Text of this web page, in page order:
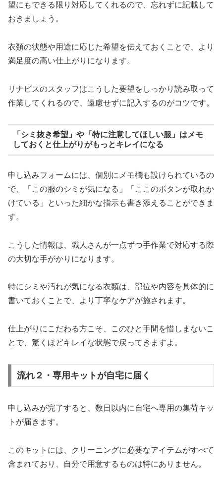
望にもできる限り対応してくれるので、忘れずに記載して
おきましょう。
衣類の状態や用途に応じた希望を伝えておくことで、より
満足度の高い仕上がりになります。
リナビスのスタッフはこうした要望をしっかり読み取って
作業してくれるので、遠慮せずに記入するのがコツです。
「シミ抜き希望」や「特に注意してほしい服」はメモ
しておくと仕上がりがもっとキレイになる
申し込みフォームには、個別にメモ欄も設けられているの
で、「この服のシミが気になる」「ここのボタンが取れか
けている」といった細かな指示も書き添えることができま
す。
こうした情報は、職人さんが一点ずつ手作業で対応する際
の大切な手がかりになります。
特にシミや汚れが気になる衣類は、部位や内容を具体的に
書いておくことで、より丁寧なケアが施されます。
仕上がりにこだわる方こそ、このひと手間を惜しまないこ
とで、驚くほどキレイな状態で戻ってきますよ。
流れ２・専用キットが自宅に届く
申し込みが完了すると、数日以内に自宅へ専用の集荷キッ
トが届きます。
このキットには、クリーニングに必要なアイテムがすべて
含まれており、自分で用意するものは特にありません。